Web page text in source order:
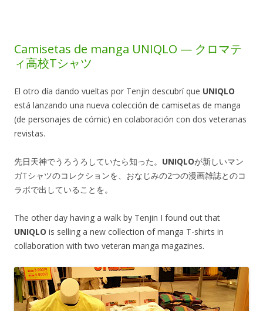
Camisetas de manga UNIQLO — クロマテ
ィ高校Tシャツ
El otro día dando vueltas por Tenjin descubrí que UNIQLO
está lanzando una nueva colección de camisetas de manga
(de personajes de cómic) en colaboración con dos veteranas
revistas.
先日天神でうろうろしていたら知った。 UNIQLOが新しいマン
ガTシャツのコレクションを、おなじみの2つの漫画雑誌とのコ
ラボで出していることを。
The other day having a walk by Tenjin I found out that
UNIQLO is selling a new collection of manga T-shirts in
collaboration with two veteran manga magazines.